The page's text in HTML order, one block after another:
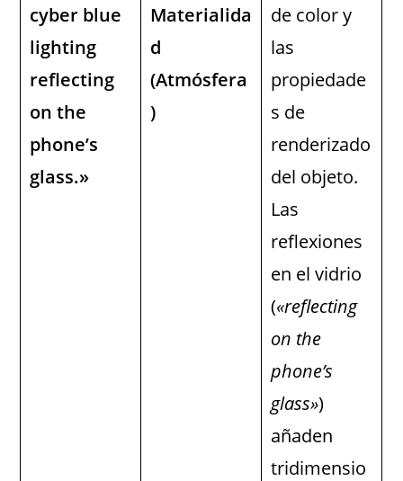
cyber blue
lighting
reflecting
on the
phone’s
glass.»
Materialida
d
(Atmósfera
)
de color y
las
propiedade
s de
renderizado
del objeto.
Las
reflexiones
en el vidrio
(«reflecting
on the
phone’s
glass»)
añaden
tridimensio